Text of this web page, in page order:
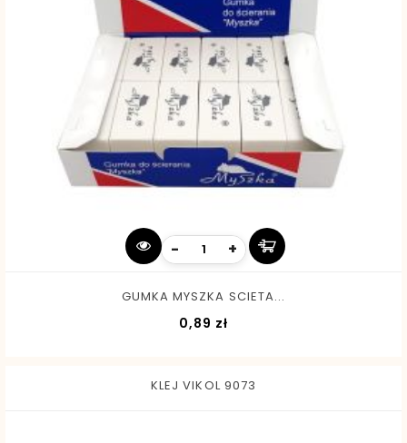
- +
GUMKA MYSZKA SCIETA...
0,89 złCena
KLEJ VIKOL 9073